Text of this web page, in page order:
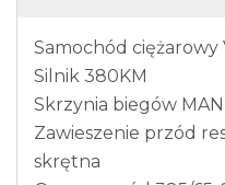
Samochód ciężarowy
Silnik 380KM
Skrzynia biegów
Zawieszenie przód
skrętna